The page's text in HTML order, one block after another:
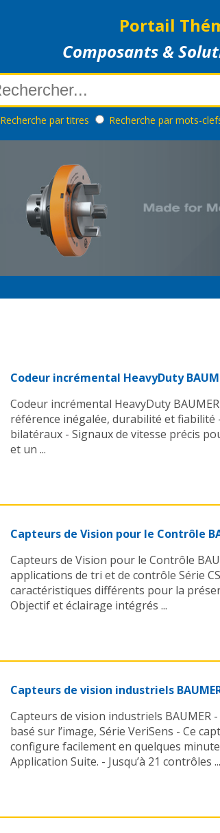
Portail
Composants &
Recherche par titres Recherche par mots-
Codeur incrémental HeavyDuty
Codeur incrémental HeavyDuty BAUMER
référence inégalée, durabilité et fiabilité
bilatéraux - Signaux de vitesse précis
et un ...
Capteurs de Vision pour le Contrôle
Capteurs de Vision pour le Contrôle
applications de tri et de contrôle Série
caractéristiques différents pour la
Objectif et éclairage intégrés ...
Capteurs de vision industriels
Capteurs de vision industriels BAUMER
basé sur l’image, Série VeriSens - Ce
configure facilement en quelques
Application Suite. - Jusqu’à 21 contrôles ...